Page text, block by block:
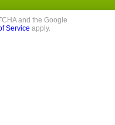
and the Google
Service apply.